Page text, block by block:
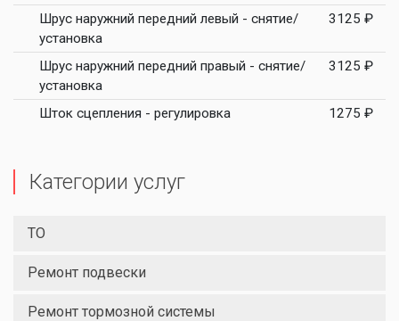
Шрус наружний передний левый - снятие/
установка
3125 ₽
Шрус наружний передний правый - снятие/
установка
3125 ₽
Шток сцепления - регулировка 1275 ₽
Категории услуг
ТО
Ремонт подвески
Ремонт тормозной системы